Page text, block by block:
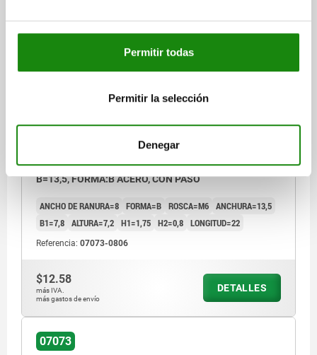
Permitir todas
Permitir la selección
Denegar
TUERCA CORREDERA EN RAN. RETRAÍBLE D=M06
B=13,5, FORMA:B ACERO, CON PASO
ANCHO DE RANURA=8 FORMA=B ROSCA=M6 ANCHURA=13,5
B1=7,8 ALTURA=7,2 H1=1,75 H2=0,8 LONGITUD=22
Referencia: 07073-0806
$12.58
más IVA.
más gastos de envío
DETALLES
07073